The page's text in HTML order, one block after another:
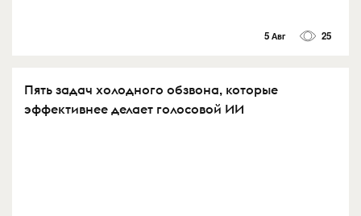
5 Авг 25
Пять задач холодного обзвона, которые
эффективнее делает голосовой ИИ